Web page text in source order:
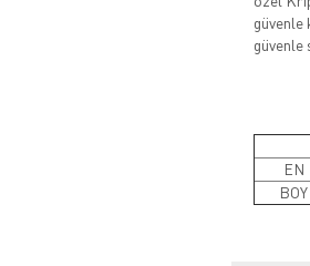
güvenle
güvenle
EN
BOY